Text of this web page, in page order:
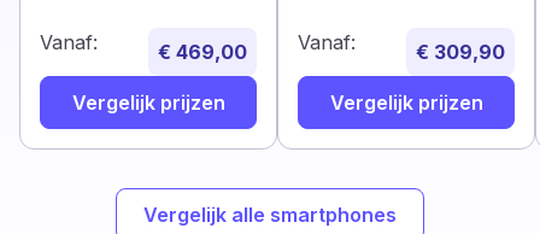
Vanaf: € 469,00
Vergelijk prijzen
Vanaf: € 309,90
Vergelijk prijzen
Vergelijk alle smartphones